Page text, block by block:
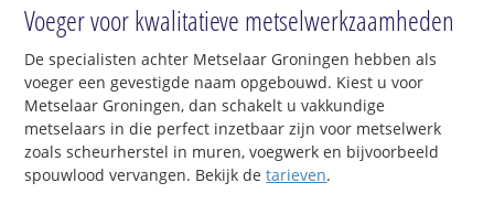
Voeger voor kwalitatieve metselwerkzaamheden
De specialisten achter Metselaar Groningen hebben als
voeger een gevestigde naam opgebouwd. Kiest u voor
Metselaar Groningen, dan schakelt u vakkundige
metselaars in die perfect inzetbaar zijn voor metselwerk
zoals scheurherstel in muren, voegwerk en bijvoorbeeld
spouwlood vervangen. Bekijk detarieven.